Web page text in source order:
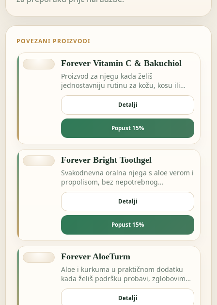
POVEZANI PROIZVODI
Forever Vitamin C & Bakuchiol
Proizvod za njegu kada želiš
jednostavniju rutinu za kožu, kosu ili
svakodnevnu svježinu.
Detalji
Popust 15%
Forever Bright Toothgel
Svakodnevna oralna njega s aloe verom i
propolisom, bez nepotrebnog
kompliciranja.
Detalji
Popust 15%
Forever AloeTurm
Aloe i kurkuma u praktičnom dodatku
kada želiš podršku probavi, zglobovima
ili dnevnoj ravnoteži.
Detalji